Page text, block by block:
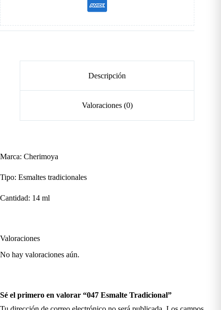
Descripción
Valoraciones (0)
Marca: Cherimoya
Tipo: Esmaltes tradicionales
Cantidad: 14 ml
Valoraciones
No hay valoraciones aún.
Sé el primero en valorar “047 Esmalte Tradicional”